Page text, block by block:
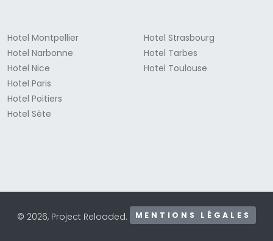
Hotel Montpellier
Hotel Narbonne
Hotel Nice
Hotel Paris
Hotel Poitiers
Hotel Sète
Hotel Strasbourg
Hotel Tarbes
Hotel Toulouse
© 2026, Project Reloaded. MENTIONS LÉGALES